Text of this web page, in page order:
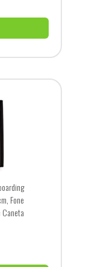
Fone